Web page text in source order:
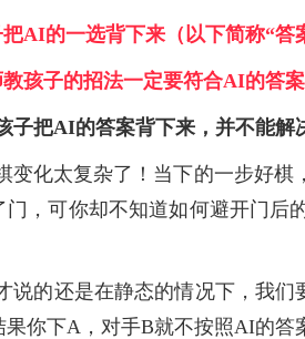
把AI的一选背下来（以下简称“答
孩子的招法一定要符合AI的答
子把AI的答案背下来，并不能解
变化太复杂了！当下的一步好
门，可你却不知道如何避开门后
说的还是在静态的情况下，我
果你下A，对手B就不按照AI的